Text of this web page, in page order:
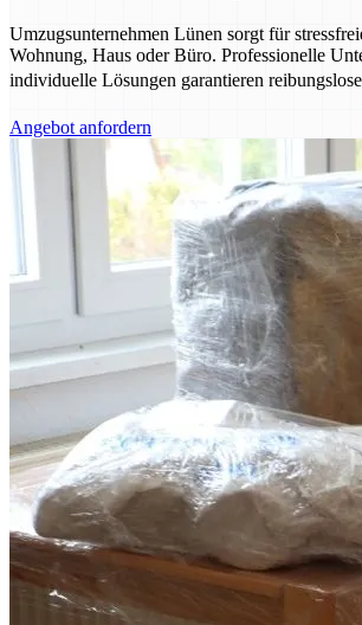
Umzugsunternehmen Lünen sorgt für
Wohnung, Haus oder Büro. Professionelle
individuelle Lösungen garantieren
Angebot anfordern